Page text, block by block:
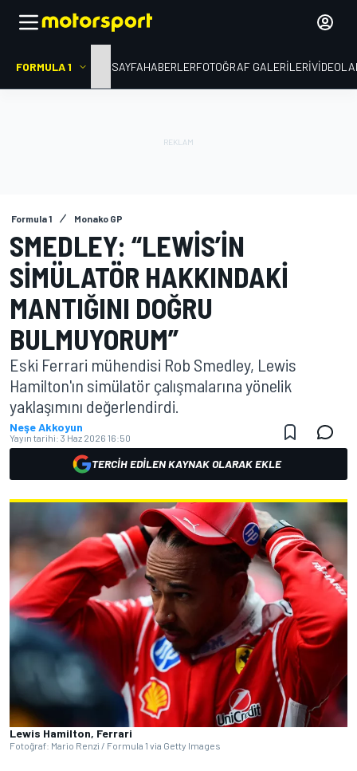
FORMULA 1 ANA SAYFAHABERLERFOTOĞRAF GALERILERI
Formula 1 Monako GP
SMEDLEY: “LEWIS’IN
SIMÜLATÖR HAKKINDAKI
MANTIĞINI DOĞRU
BULMUYORUM”
Eski Ferrari mühendisi Rob Smedley, Lewis
Hamilton'ın simülatör çalışmalarına yönelik
yaklaşımını değerlendirdi.
Neşe Akkoyun
Yayın tarihi: 3 Haz 2026 16:50
TERCIH EDILEN KAYNAK OLARAK EKLE
Lewis Hamilton, Ferrari
Fotoğraf: Mario Renzi / Formula 1 via Getty Images